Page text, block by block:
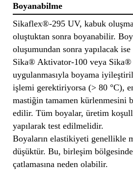
Boyanabilme
Sikaflex®-295 UV, kabuk
oluştuktan sonra boyanabilir.
oluşumundan sonra yapılacak
Sika® Aktivator-100 veya
uygulanmasıyla boyama
işlemi gerektiriyorsa (> 80 °C),
mastiğin tamamen kürlenmesini
edilir. Tüm boyalar, üretim
yapılarak test edilmelidir.
Boyaların elastikiyeti genellikle
düşüktür. Bu, birleşim
çatlamasına neden olabilir.